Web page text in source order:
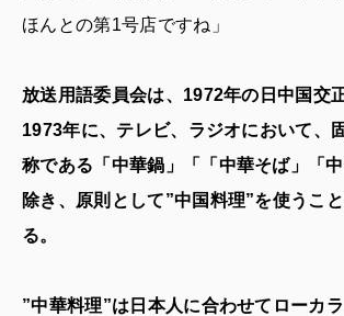
ほんとの第1号店ですね」
放送用語委員会は、1972年の日中国交
1973年に、テレビ、ラジオにおいて、
称である「中華鍋」「「中華そば」「
除き、原則として”中国料理”を使うこ
る。
”中華料理”は日本人に合わせてローカ